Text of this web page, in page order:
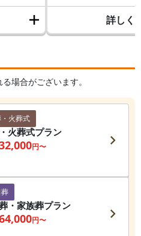
場合がございます。
火葬式
火葬式プラン
円〜
・家族葬プラン
円〜
詳しく